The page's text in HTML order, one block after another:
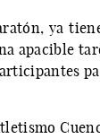
ya
apacible